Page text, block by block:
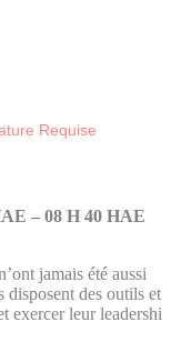
Requise
– 08 H 40 HAE
jamais été aussi
disposent des outils et
exercer leur